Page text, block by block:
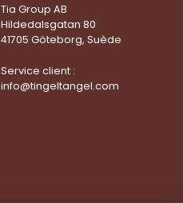
Tia Group AB
Hildedalsgatan 80
41705 Göteborg, Suède
Service client :
info@tingeltangel.com